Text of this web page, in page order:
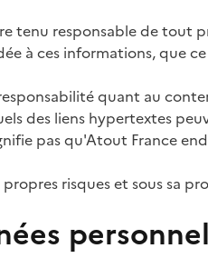
tenu responsable de tout
à ces informations, que
quant au
des liens hypertextes
pas qu'Atout France
risques et sous sa